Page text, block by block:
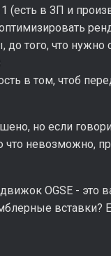
(есть в ЗП и
того, что нужно
в том, чтоб
но если
невозможно,
OGSE - это
вставки?